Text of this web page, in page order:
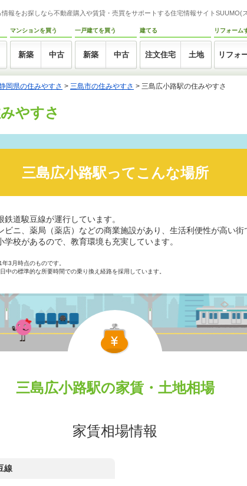
報をお探しなら不動産購入や賃貸・売買をサポートする住宅情報サイトSUUMO(
マンションを買う
新築 中古
一戸建てを買う
新築 中古
建てる
注文住宅 土地
リフォーム
リフォ
岡県の住みやすさ > 三島市の住みやすさ > 三島広小路駅の住みやすさ
やすさ
三島広小路駅ってこんな場所
道駿豆線が運行しています。
ビニ、薬局（薬店）などの商業施設があり、生活利便性が高い街
学校があるので、教育環境も充実しています。
3月時点のものです。
中の標準的な所要時間での乗り換え経路を採用しています。
三島広小路駅の家賃・土地相場
家賃相場情報
線